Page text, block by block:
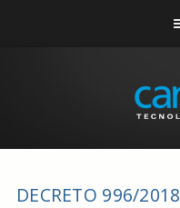
DECRETO 996/2018